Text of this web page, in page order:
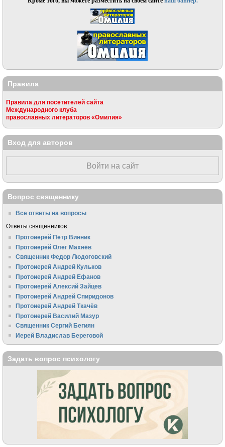
Правила
Правила для посетителей сайта
Международного клуба
православных литераторов «Омилия»
Вход для авторов
Войти на сайт
Вопрос священнику
Все ответы на вопросы
Ответы священников:
Протоиерей Пётр Винник
Протоиерей Олег Махнёв
Священник Федор Людоговский
Протоиерей Андрей Кульков
Протоиерей Андрей Ефанов
Протоиерей Алексий Зайцев
Протоиерей Андрей Спиридонов
Протоиерей Андрей Ткачёв
Протоиерей Василий Мазур
Священник Сергий Бегиян
Иерей Владислав Береговой
Задать вопрос психологу